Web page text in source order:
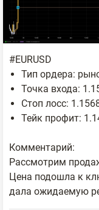
#EURUSD
Тип ордера:
Точка входа:
Стоп лосс:
Тейк профит:
Комментарий:
Рассмотрим
Цена подошла к
дала ожидаемую